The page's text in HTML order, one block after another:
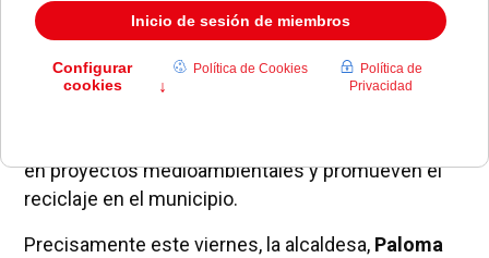
en proyectos medioambientales y promueven el
reciclaje en el municipio.
Precisamente este viernes, la alcaldesa, Paloma